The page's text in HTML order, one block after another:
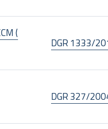
(
DGR 1333/
DGR 327/